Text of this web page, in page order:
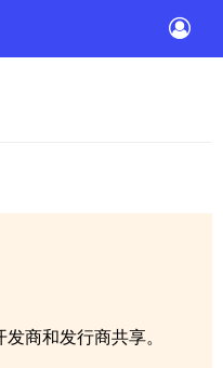
商和发行商共享。